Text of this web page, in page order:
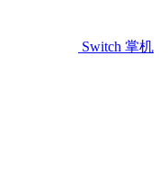
Switch 掌机